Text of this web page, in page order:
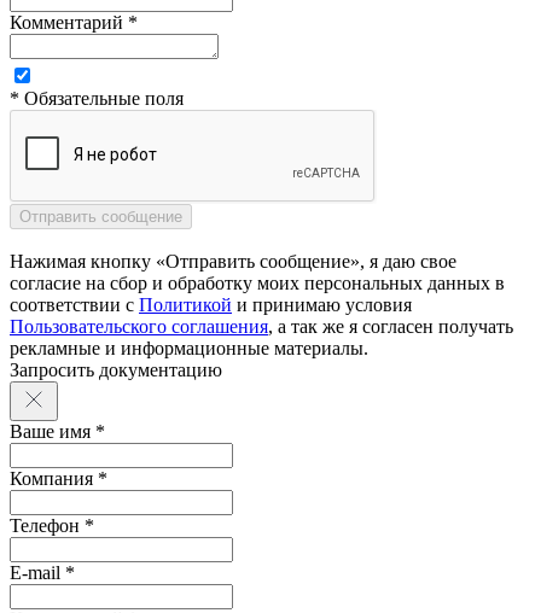
Комментарий *
* Обязательные поля
Нажимая кнопку «Отправить сообщение», я даю свое
согласие на сбор и обработку моих персональных данных в
соответствии с Политикой и принимаю условия
Пользовательского соглашения, а так же я согласен получать
рекламные и информационные материалы.
Запросить документацию
Ваше имя *
Компания *
Телефон *
E-mail *